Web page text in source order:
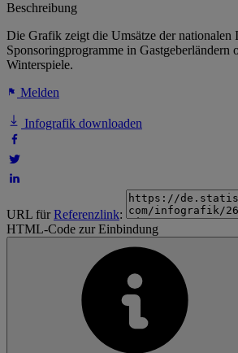
Beschreibung
Die Grafik zeigt die Umsätze der nationalen
Sponsoringprogramme in Gastgeberländern
Winterspiele.
Melden
Infografik downloaden
URL fürReferenzlink:
HTML-Code zur Einbindung